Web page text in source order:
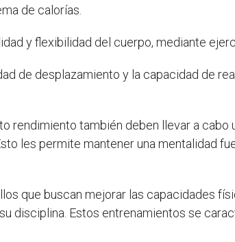
de calorías.
y flexibilidad del cuerpo, mediante
de desplazamiento y la capacidad de
también deben llevar a cabo
les permite mantener una mentalidad
que buscan mejorar las capacidades
disciplina. Estos entrenamientos se